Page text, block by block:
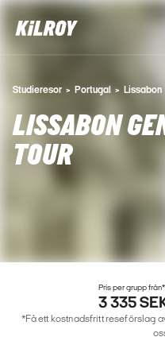
Studieresor Portugal Lissabon
LISSABON
TOUR
Pris per grupp från*
3 335
*Få ett kostnadsfritt reseförslag